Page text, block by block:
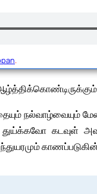
.
நல்வாழ்வையும்
கடவுள்